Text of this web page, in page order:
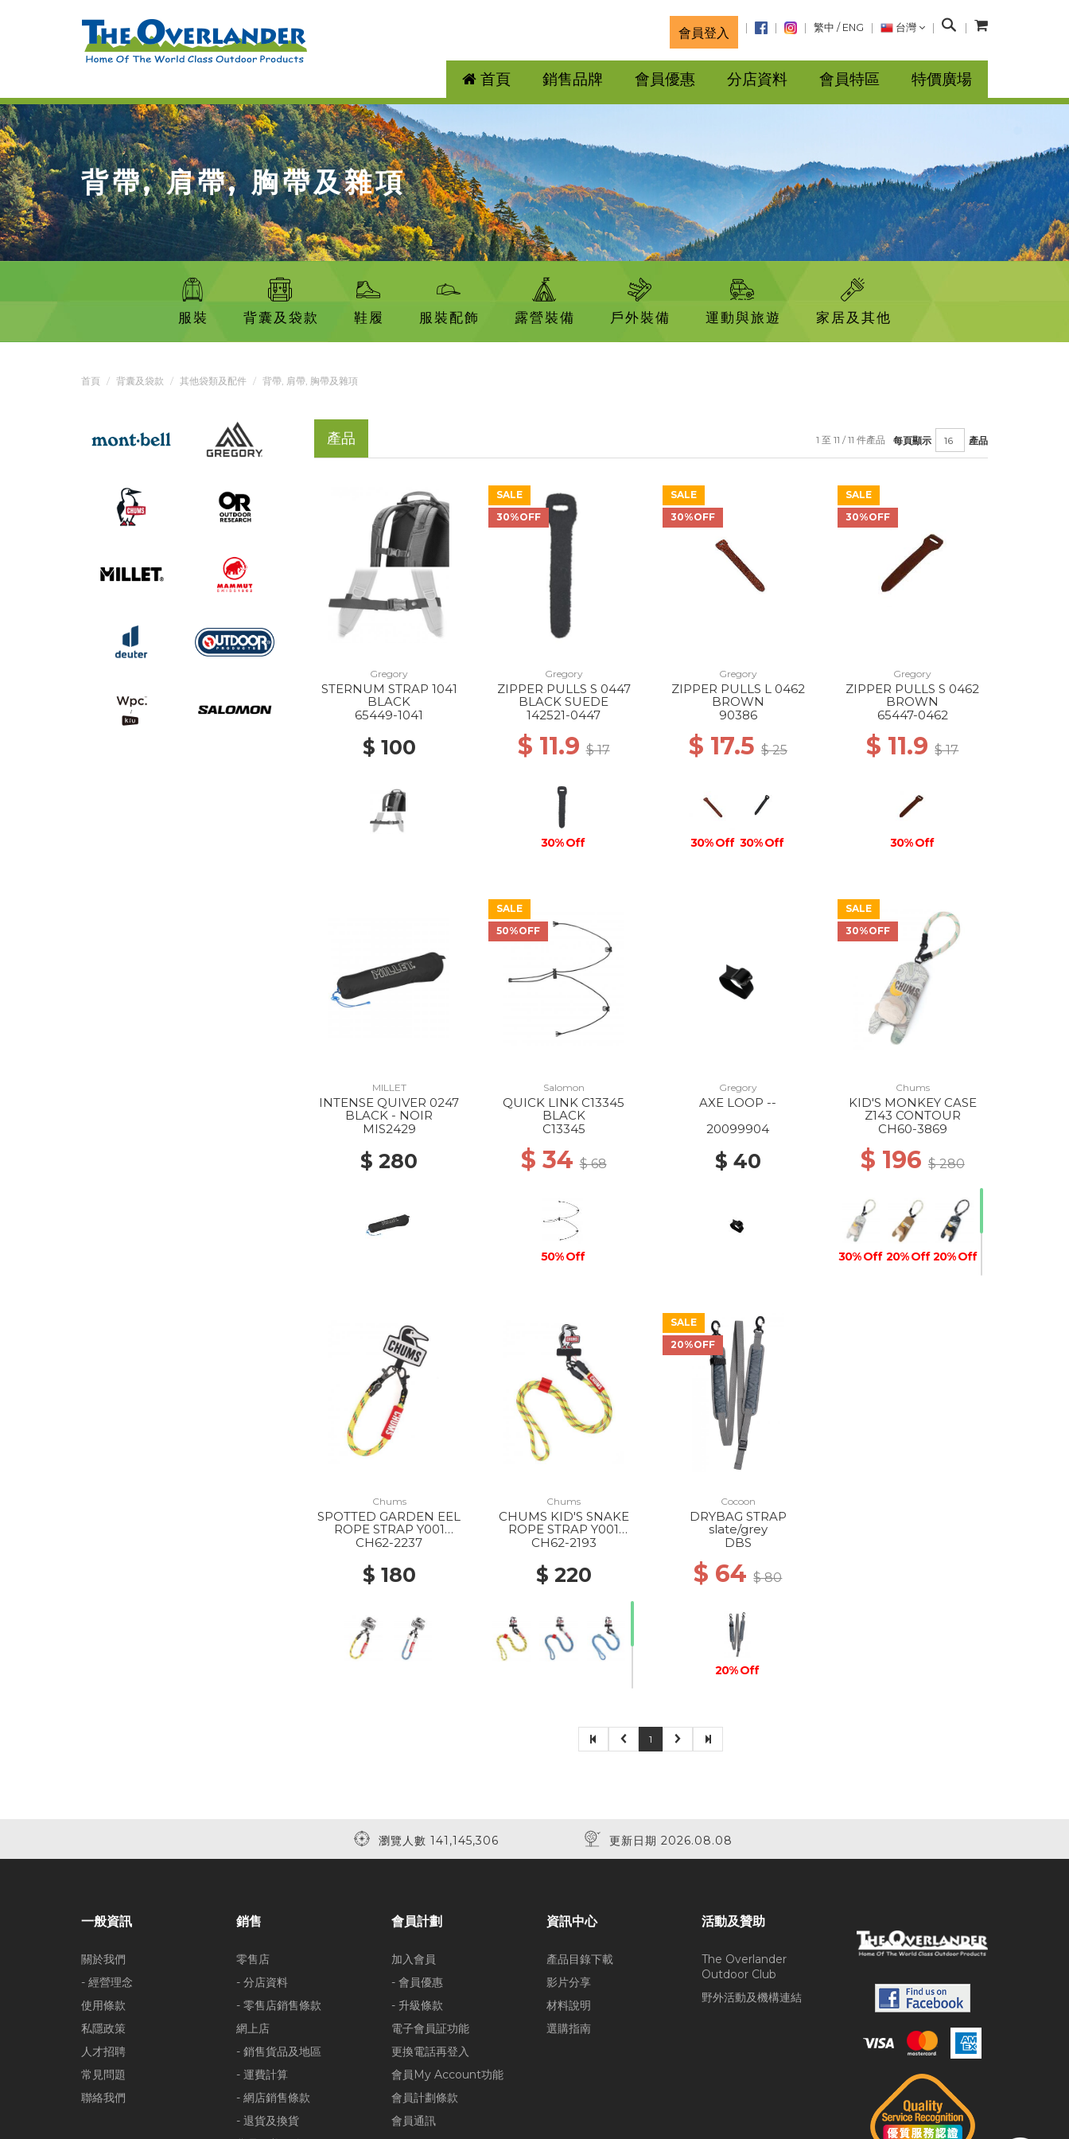
會員登入 繁中 / ENG 台灣
搜
首頁 銷售品牌 會員優惠 分店資料 會員特區 特價廣場
背帶, 肩帶, 胸帶及雜項
服裝 背囊及袋款 鞋履 服裝配飾 露營裝備 戶外裝備 運動與旅遊 家居及其他
首頁 背囊及袋款 其他袋類及配件 背帶, 肩帶, 胸帶及雜項
產品 每頁顯示 產品
1 至 11 / 11 件產品
Gregory
STERNUM STRAP 1041
BLACK
65449-1041
$ 100
SALE
30%OFF
Gregory
ZIPPER PULLS S 0447
BLACK SUEDE
142521-0447
$ 11.9$ 17
30% Off
SALE
30%OFF
Gregory
ZIPPER PULLS L 0462
BROWN
90386
$ 17.5 $ 25
30% Off 30% Off
SALE
30%OFF
Gregory
ZIPPER PULLS S 0462
BROWN
65447-0462
$ 11.9$ 17
30% Off
MILLET
INTENSE QUIVER 0247
BLACK - NOIR
MIS2429
$ 280
SALE
50%OFF
Salomon
QUICK LINK C13345
BLACK
C13345
$ 34$ 68
50% Off
Gregory
AXE LOOP --
20099904
$ 40
SALE
30%OFF
Chums
KID'S MONKEY CASE
Z143 CONTOUR
CH60-3869
$ 196 $ 280
30% Off 20% Off 20% Off
Chums
SPOTTED GARDEN EEL
ROPE STRAP Y001
YELLOW
CH62-2237
$ 180
Chums
CHUMS KID'S SNAKE
ROPE STRAP Y001
YELLOW
CH62-2193
$ 220
SALE
20%OFF
Cocoon
DRYBAG STRAP
slate/grey
DBS
$ 64$ 80
20% Off
1
瀏覽人數 141,145,306 更新日期 2026.08.08
一般資訊
關於我們
- 經營理念
使用條款
私隱政策
人才招聘
常見問題
聯絡我們
銷售
零售店
- 分店資料
- 零售店銷售條款
網上店
- 銷售貨品及地區
- 運費計算
- 網店銷售條款
- 退貨及換貨
會員計劃
加入會員
- 會員優惠
- 升級條款
電子會員証功能
更換電話再登入
會員My Account功能
會員計劃條款
會員通訊
資訊中心
產品目錄下載
影片分享
材料說明
選購指南
活動及贊助
The Overlander
Outdoor Club
野外活動及機構連結